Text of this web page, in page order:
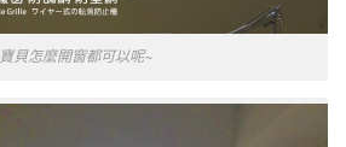
寶貝怎麼開窗都可以呢~